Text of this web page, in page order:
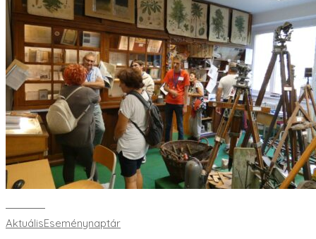
AktuálisEseménynaptár